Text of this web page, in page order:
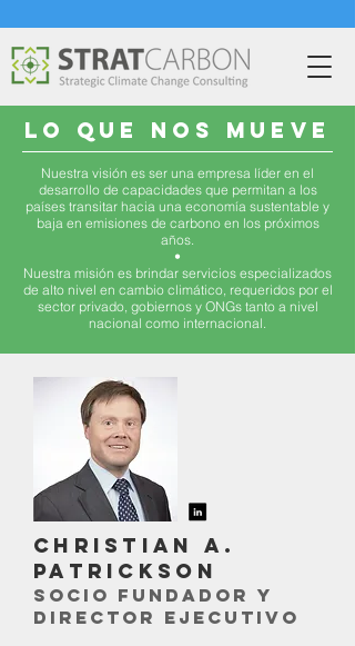
CHRISTIAN A.
PATRICKSON
SOCIO FUNDADOR Y
DIRECTOR EJECUTIVO
LO QUE NOS MUEVE
Nuestra visión es ser una empresa líder en el
desarrollo de capacidades que permitan a los
países transitar hacia una economía sustentable y
baja en emisiones de carbono en los próximos
años.
•
Nuestra misión es brindar servicios especializados
de alto nivel en cambio climático, requeridos por el
sector privado, gobiernos y ONGs tanto a nivel
nacional como internacional.